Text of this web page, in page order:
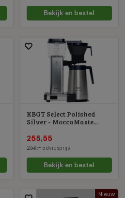
Bekijk en bestel
KBGT Select Polished
Silver - MoccaMaste...
255,55
269,-adviesprijs
Bekijk en bestel
Nieuw